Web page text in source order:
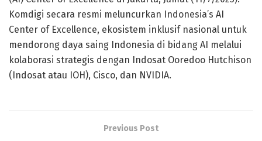
Komdigi secara resmi meluncurkan Indonesia’s AI
Center of Excellence, ekosistem inklusif nasional untuk
mendorong daya saing Indonesia di bidang AI melalui
kolaborasi strategis dengan Indosat Ooredoo Hutchison
(Indosat atau IOH), Cisco, dan NVIDIA.
Previous Post